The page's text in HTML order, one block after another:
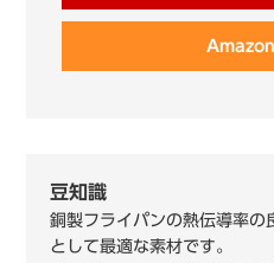
豆知識
銅製フライパンの熱伝導率の
として最適な素材です。